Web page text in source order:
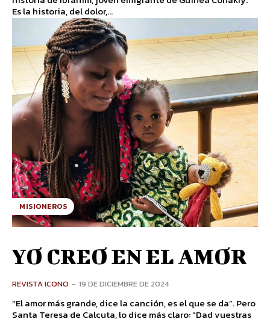
Es la historia, del dolor,...
MISIONEROS
YO CREO EN EL AMOR
REVISTA ICONO - 19 DE DICIEMBRE DE 2024
“El amor más grande, dice la canción, es el que se da”. Pero
Santa Teresa de Calcuta, lo dice más claro: “Dad vuestras